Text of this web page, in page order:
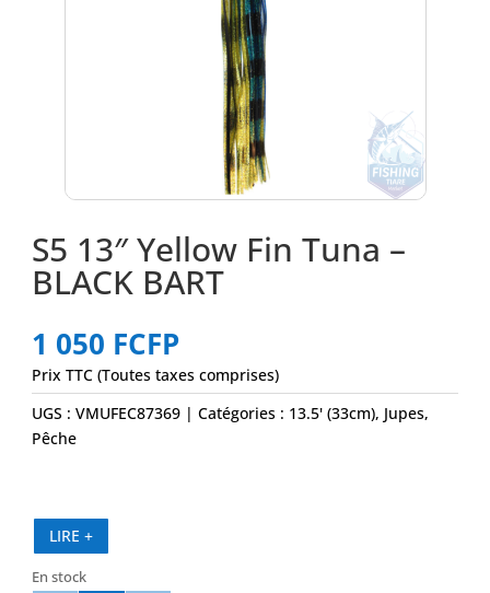
S5 13″ Yellow Fin Tuna –
BLACK BART
1 050 FCFP
Prix TTC (Toutes taxes comprises)
UGS :VMUFEC87369 Catégories : 13.5' (33cm), Jupes,
Pêche
LIRE +
En stock